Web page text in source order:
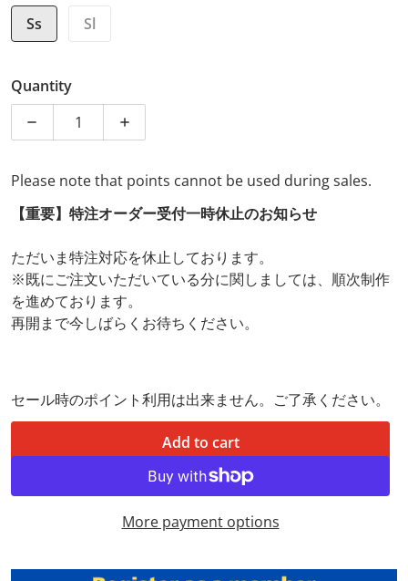
Ss
Sl
Quantity
Decrease quantity for Pro Sound Series! TACHII
Increase quantity for Pro Sound Series!
Please note that points cannot be used during sales.
【重要】特注オーダー受付一時休止のお知らせ
ただいま特注対応を休止しております。
※既にご注文いただいている分に関しましては、順次制作
を進めております。
再開まで今しばらくお待ちください。
セール時のポイント利用は出来ません。ご了承ください。
Add to cart
More payment options